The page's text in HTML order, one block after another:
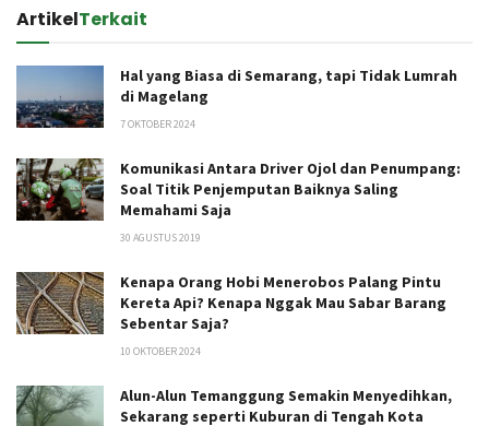
ArtikelTerkait
Hal yang Biasa di Semarang, tapi Tidak Lumrah
di Magelang
7 OKTOBER 2024
Komunikasi Antara Driver Ojol dan Penumpang:
Soal Titik Penjemputan Baiknya Saling
Memahami Saja
30 AGUSTUS 2019
Kenapa Orang Hobi Menerobos Palang Pintu
Kereta Api? Kenapa Nggak Mau Sabar Barang
Sebentar Saja?
10 OKTOBER 2024
Alun-Alun Temanggung Semakin Menyedihkan,
Sekarang seperti Kuburan di Tengah Kota